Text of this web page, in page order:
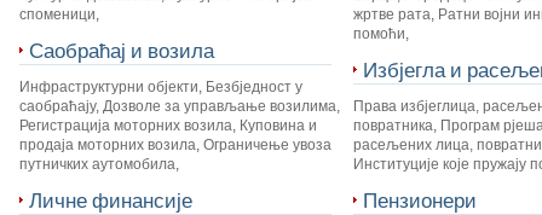
споменици,
Саобраћај и возила
Инфраструктурни објекти, Безбједност у
саобраћају, Дозволе за управљање возилима,
Регистрација моторних возила, Куповина и
продаја моторних возила, Ограничење увоза
путничких аутомобила,
Личне финансије
жртве рата, Ратни војни
помоћи,
Избјегла и
Права избјеглица,
повратника, Програм
расељених лица,
Институције које пружају
Пензионери